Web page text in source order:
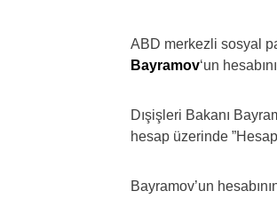
ABD merkezli sosyal
Bayramov‘un
Dışişleri Bakanı
hesap üzerinde
Bayramov’un